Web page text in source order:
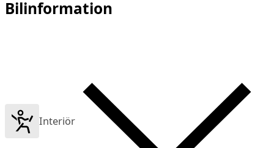
Bilinformation
Interiör